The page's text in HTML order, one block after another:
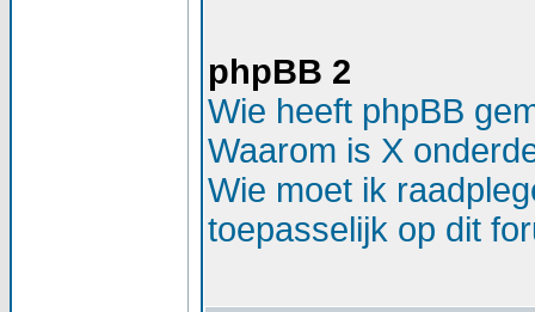
phpBB 2
Wie heeft phpBB
Waarom is X
Wie moet ik
toepasselijk op dit